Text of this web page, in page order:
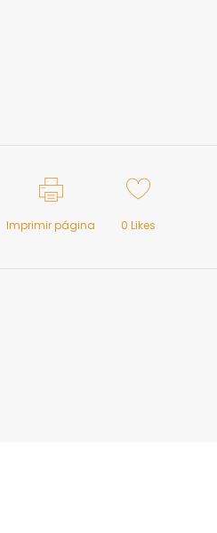
Imprimir página 0 Likes